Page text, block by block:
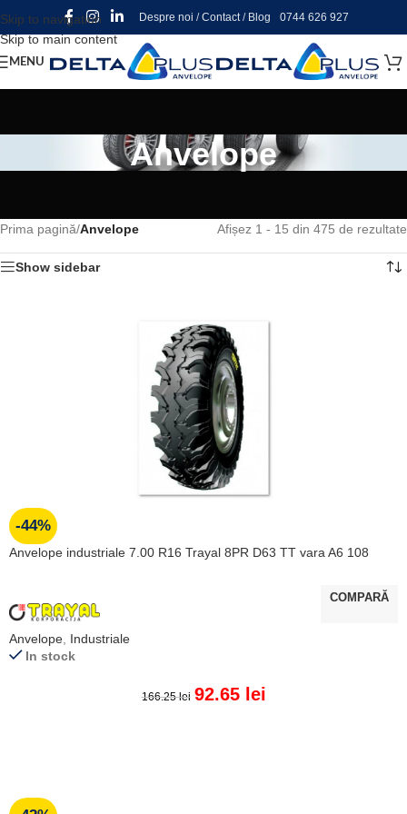
Skip to navigation
Skip to main content
Despre noi /Contact/ Blog 0744 626 927
MENU
Anvelope
Prima pagină/Anvelope Afișez 1 - 15 din 475 de rezultate
Show sidebar
-44%
Anvelope industriale 7.00 R16 Trayal 8PR D63 TT vara A6 108
Anvelope Industriale
In stock
166.25lei 92.65 lei
COMPARĂ